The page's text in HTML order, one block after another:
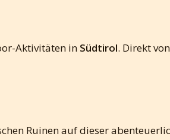
Aktivitäten in Südtirol. Direkt
Ruinen auf dieser